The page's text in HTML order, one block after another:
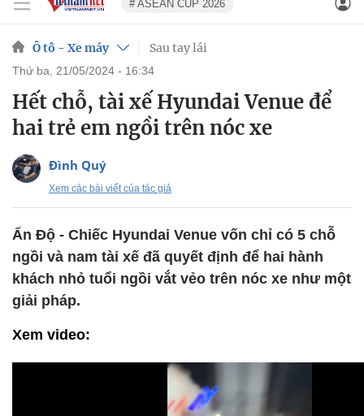
# ASEAN CUP 2026
Ô tô - Xe máy Sau tay lái
thứ ba, 21/05/2024 - 16:34
Hết chỗ, tài xế Hyundai Venue để
hai trẻ em ngồi trên nóc xe
Đình Quý
Xem các bài viết của tác giả
Ấn Độ - Chiếc Hyundai Venue vốn chỉ có 5 chỗ
ngồi và nam tài xế đã quyết định để hai hành
khách nhỏ tuổi ngồi vắt vẻo trên nóc xe như một
giải pháp.
Xem video: